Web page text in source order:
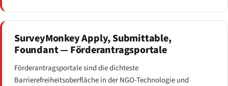
SurveyMonkey Apply, Submittable,
Foundant — Förderantragsportale
Förderantragsportale sind die dichteste
Barrierefreiheitsoberfläche in der NGO-Technologie und